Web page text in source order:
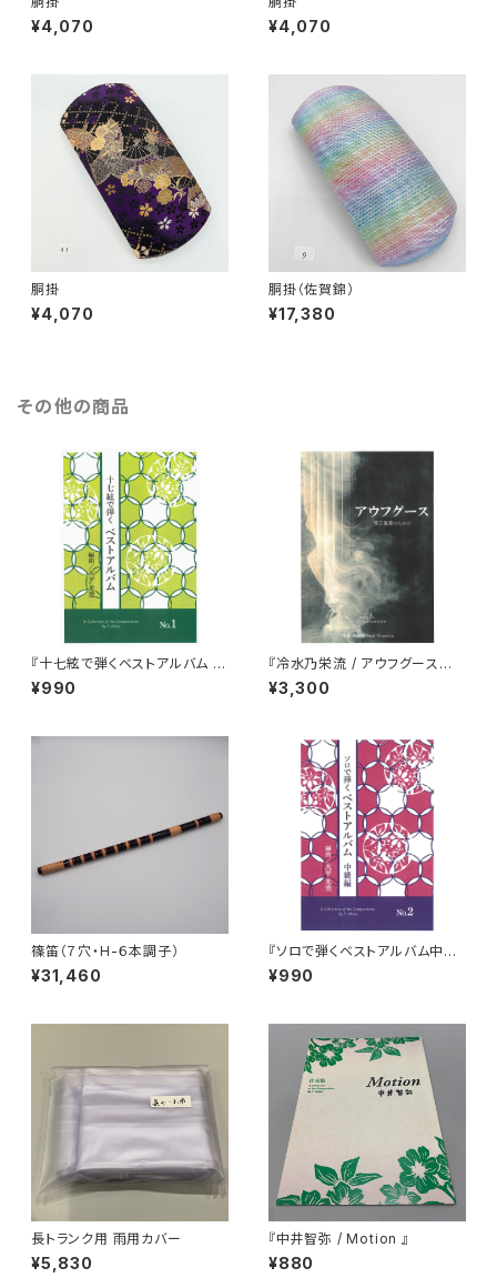
¥4,070 ¥4,070
胴掛
¥4,070
胴掛（佐賀錦）
¥17,380
その他の商品
『十七絃で弾くベストアルバム N
o.1』
¥990
『冷水乃栄流 / アウフグース
箏三重奏のための』五線譜＋縦
譜版
¥3,300
篠笛（７穴・H-６本調子）
¥31,460
『ソロで弾くベストアルバム中級
編 No.2』
¥990
長トランク用 雨用カバー
¥5,830
『中井智弥 / Motion 』
¥880